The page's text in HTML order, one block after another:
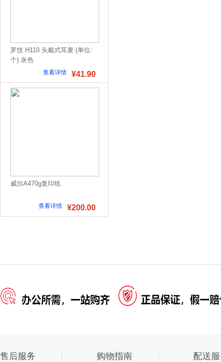
罗技 H110 头戴式耳麦 (单位:
个) 灰色
¥41.90
查看详情
威尔A470g复印纸
¥200.00
查看详情
售后服务 购物指南 配送